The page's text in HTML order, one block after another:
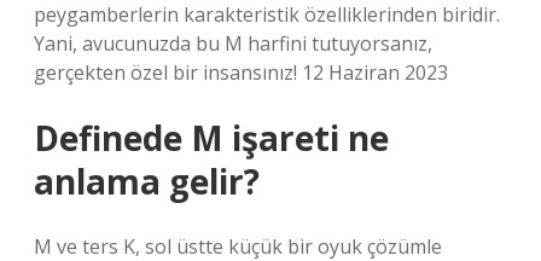
peygamberlerin karakteristik özelliklerinden biridir.
Yani, avucunuzda bu M harfini tutuyorsanız,
gerçekten özel bir insansınız! 12 Haziran 2023
Definede M işareti ne
anlama gelir?
M ve ters K, sol üstte küçük bir oyuk çözümle